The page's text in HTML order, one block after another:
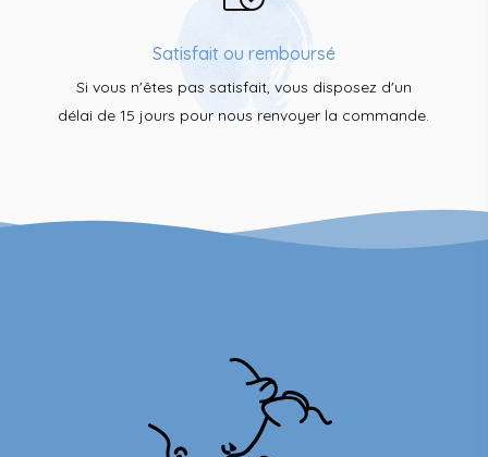
Satisfait ou remboursé
Si vous n'êtes pas satisfait, vous disposez d'un
délai de 15 jours pour nous renvoyer la commande.